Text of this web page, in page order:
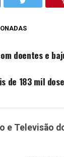
doentes e
de 183 mil
e Televisão